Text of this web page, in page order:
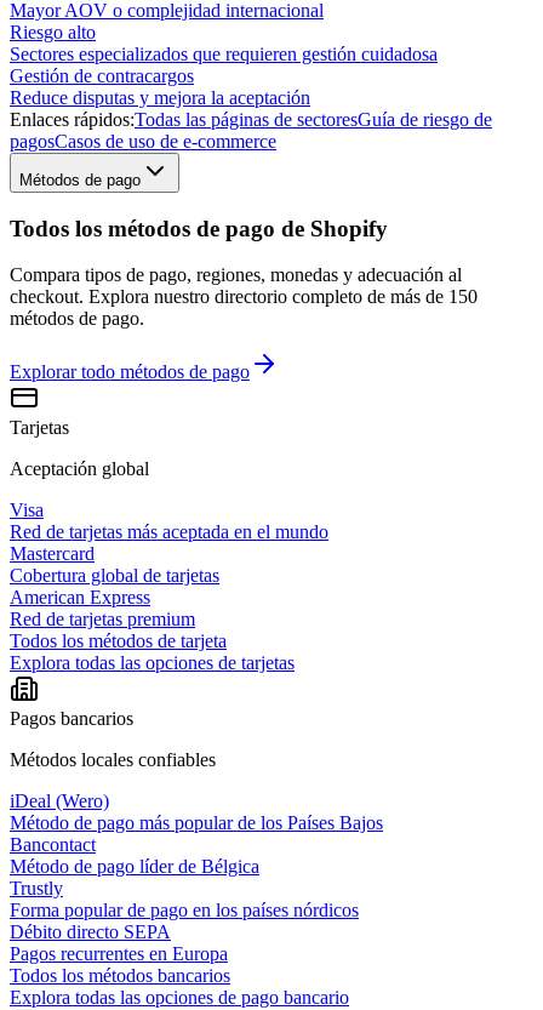
Mayor AOV o complejidad internacional
Riesgo alto
Sectores especializados que requieren gestión cuidadosa
Gestión de contracargos
Reduce disputas y mejora la aceptación
Enlaces rápidos:Todas las páginas de sectoresGuía de riesgo de
pagosCasos de uso de e-commerce
Métodos de pago
Todos los métodos de pago de Shopify
Compara tipos de pago, regiones, monedas y adecuación al
checkout. Explora nuestro directorio completo de más de 150
métodos de pago.
Explorar todo métodos de pago
Tarjetas
Aceptación global
Visa
Red de tarjetas más aceptada en el mundo
Mastercard
Cobertura global de tarjetas
American Express
Red de tarjetas premium
Todos los métodos de tarjeta
Explora todas las opciones de tarjetas
Pagos bancarios
Métodos locales confiables
iDeal (Wero)
Método de pago más popular de los Países Bajos
Bancontact
Método de pago líder de Bélgica
Trustly
Forma popular de pago en los países nórdicos
Débito directo SEPA
Pagos recurrentes en Europa
Todos los métodos bancarios
Explora todas las opciones de pago bancario